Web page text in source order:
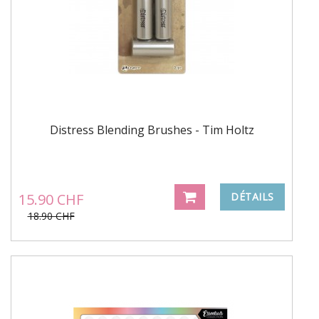
Distress Blending Brushes - Tim Holtz
15.90 CHF
18.90 CHF
DÉTAILS